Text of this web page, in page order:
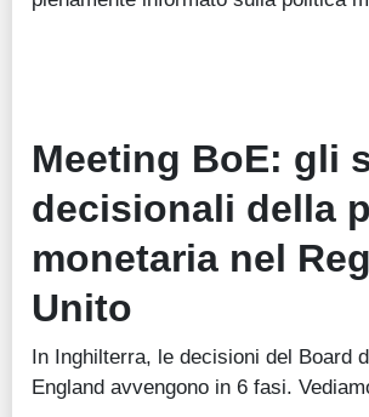
Meeting BoE: gli
decisionali della
monetaria nel
Unito
In Inghilterra, le decisioni del Board
England avvengono in 6 fasi.